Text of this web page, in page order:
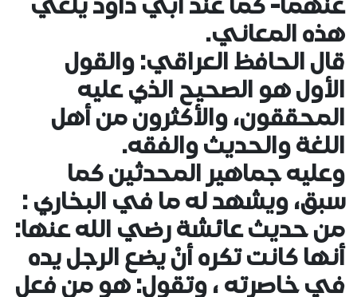
عنهما- كما عند أبي داود يلغي
هذه المعاني.
قال الحافظ العراقي: والقول
الأول هو الصحيح الذي عليه
المحققون، والأكثرون من أهل
اللغة والحديث والفقه.
وعليه جماهير المحدثين كما
سبق، ويشهد له ما في البخاري :
من حديث عائشة رضي الله عنها:
أنها كانت تكره أنْ يضع الرجل يده
في خاصرته ، وتقول: هو من فعل